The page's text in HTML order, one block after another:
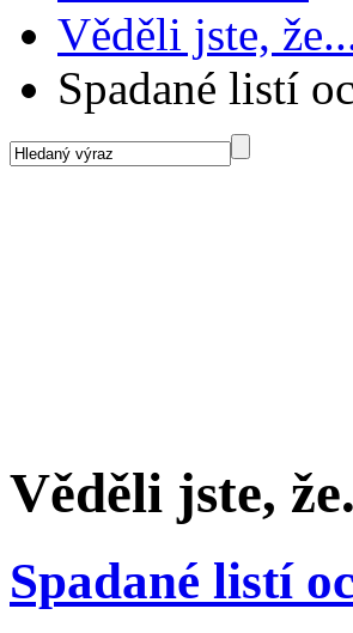
Věděli jste,
Spadané listí
Věděli jste,
Spadané listí